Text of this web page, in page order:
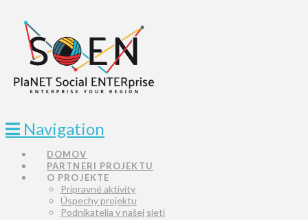
Navigation
DOMOV
PARTNERI PROJEKTU
O PROJEKTE
Prípravné aktivity
Úspechy projektu
Podnikatelia v našej sieti